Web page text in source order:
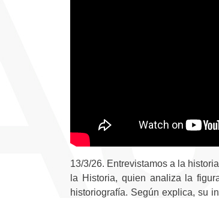
13/3/26. Entrevistamos a la
la Historia, quien analiza la
historiografía. Según explica, su